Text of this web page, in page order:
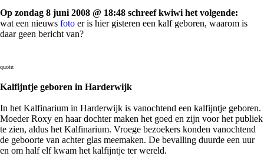
Op zondag 8 juni 2008 @ 18:48 schreef kwiwi het volgende:
wat een nieuws foto er is hier gisteren een kalf geboren, waarom is
daar geen bericht van?
quote:
Kalfijntje geboren in Harderwijk
In het Kalfinarium in Harderwijk is vanochtend een kalfijntje geboren.
Moeder Roxy en haar dochter maken het goed en zijn voor het publiek
te zien, aldus het Kalfinarium. Vroege bezoekers konden vanochtend
de geboorte van achter glas meemaken. De bevalling duurde een uur
en om half elf kwam het kalfijntje ter wereld.